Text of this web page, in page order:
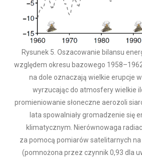
Rysunek 5. Oszacowanie bilansu
względem okresu bazowego
na dole oznaczają wielkie erupcje
wyrzucając do atmosfery wielkie
promieniowanie słoneczne aerozoli
lata spowalniały gromadzenie się
klimatycznym. Nierównowaga
za pomocą pomiarów satelitarnych
(pomnożona przez czynnik 0,93 dla